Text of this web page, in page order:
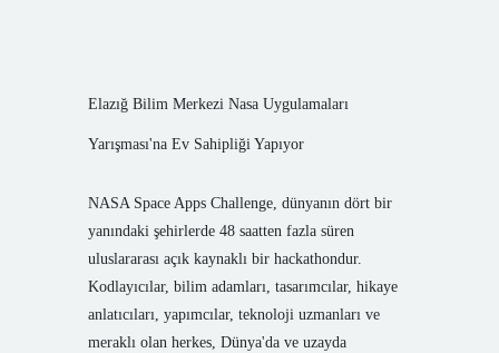
Elazığ Bilim Merkezi Nasa Uygulamaları
Yarışması'na Ev Sahipliği Yapıyor
NASA Space Apps Challenge, dünyanın dört bir
yanındaki şehirlerde 48 saatten fazla süren
uluslararası açık kaynaklı bir hackathondur.
Kodlayıcılar, bilim adamları, tasarımcılar, hikaye
anlatıcıları, yapımcılar, teknoloji uzmanları ve
meraklı olan herkes, Dünya'da ve uzayda